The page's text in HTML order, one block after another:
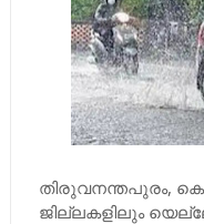
തിരുവനന്തപുരം,
ജില്ലകളിലും